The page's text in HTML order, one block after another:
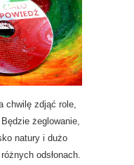
chwilę zdjąć role,
żeglowanie,
natury i dużo
odsłonach.